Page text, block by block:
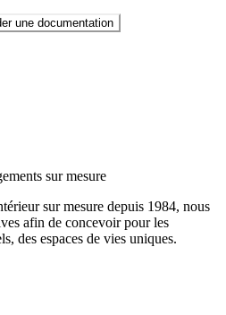
une documentation
sur mesure
sur mesure depuis 1984, nous
afin de concevoir pour les
des espaces de vies uniques.